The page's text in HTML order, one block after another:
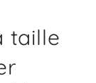
taille